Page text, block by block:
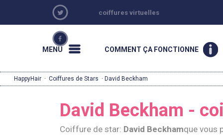
coiffures virtuelles
MENU COMMENT ÇA FONCTIONNE
HappyHair · Coiffures de Stars · David Beckham
David Beckham -
Coiffure de star: David Beckhamque vous